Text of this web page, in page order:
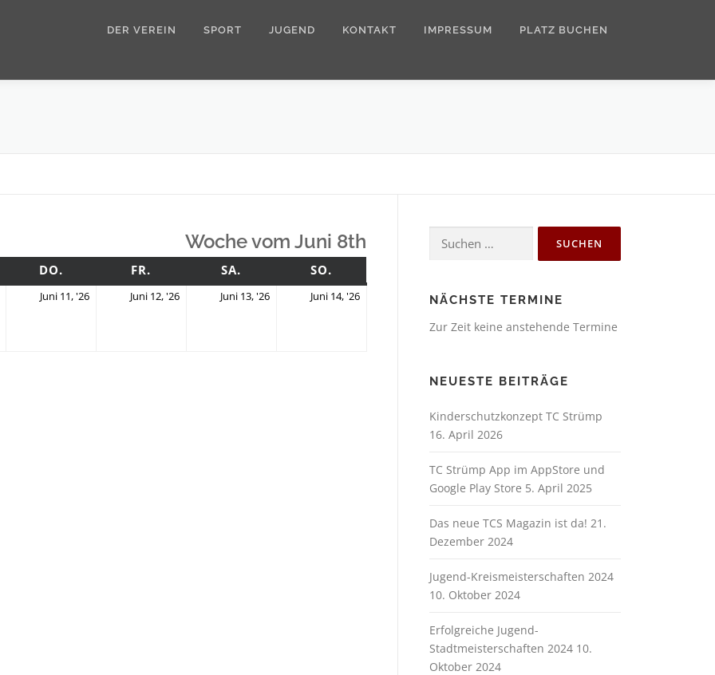
DER VEREIN SPORT JUGEND KONTAKT IMPRESSUM PLATZ BUCHEN
Woche vom Juni 8th
DO. DONNERSTAG
FR. SA. SAMSTAGSO.
Juni 11, '26 Juni 12, '26 Juni 13, '26 Juni 14, '26
Suchen
nach:
NÄCHSTE TERMINE
Zur Zeit keine anstehende Termine
NEUESTE BEITRÄGE
Kinderschutzkonzept TC Strümp
16. April 2026
TC Strümp App im AppStore und
Google Play Store 5. April 2025
Das neue TCS Magazin ist da! 21.
Dezember 2024
Jugend-Kreismeisterschaften 2024
10. Oktober 2024
Erfolgreiche Jugend-
Stadtmeisterschaften 2024 10.
Oktober 2024